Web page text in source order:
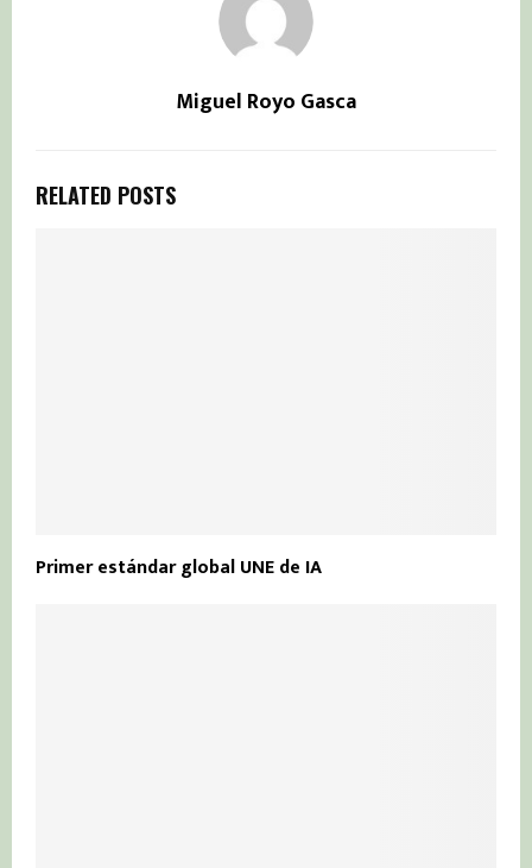
Miguel Royo Gasca
RELATED POSTS
Primer estándar global UNE de IA